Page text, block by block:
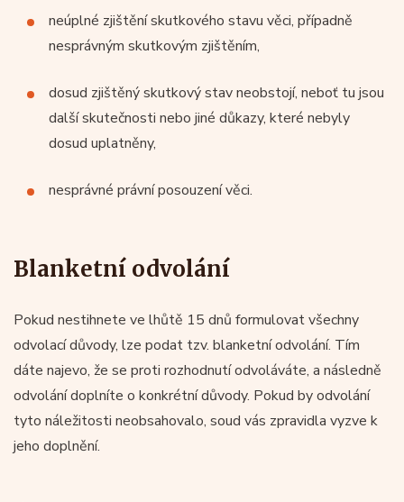
neúplné zjištění skutkového stavu věci, případně
nesprávným skutkovým zjištěním,
dosud zjištěný skutkový stav neobstojí, neboť tu jsou
další skutečnosti nebo jiné důkazy, které nebyly
dosud uplatněny,
nesprávné právní posouzení věci.
Blanketní odvolání
Pokud nestihnete ve lhůtě 15 dnů formulovat všechny
odvolací důvody, lze podat tzv. blanketní odvolání. Tím
dáte najevo, že se proti rozhodnutí odvoláváte, a následně
odvolání doplníte o konkrétní důvody. Pokud by odvolání
tyto náležitosti neobsahovalo, soud vás zpravidla vyzve k
jeho doplnění.